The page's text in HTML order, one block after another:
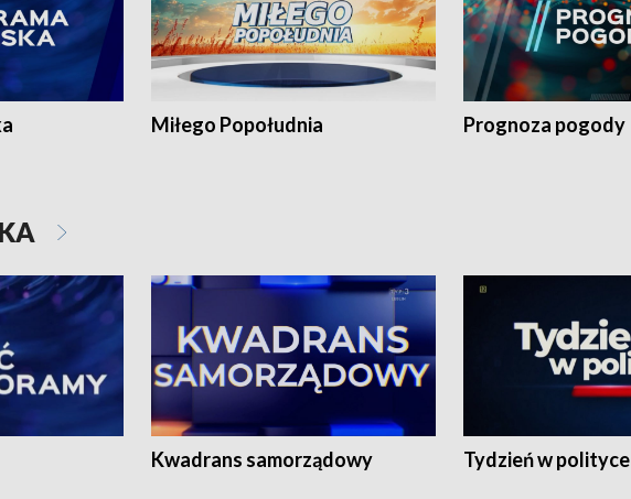
Miłego Popołudnia Prognoza pogody
Kwadrans samorządowy Tydzień w polityce